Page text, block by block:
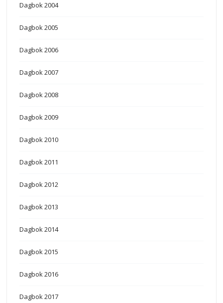
Dagbok 2004
Dagbok 2005
Dagbok 2006
Dagbok 2007
Dagbok 2008
Dagbok 2009
Dagbok 2010
Dagbok 2011
Dagbok 2012
Dagbok 2013
Dagbok 2014
Dagbok 2015
Dagbok 2016
Dagbok 2017